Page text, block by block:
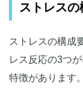
ストレス
ストレスの構成
レス反応の3つ
特徴があります。